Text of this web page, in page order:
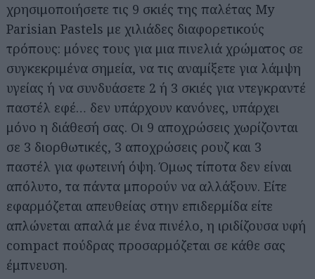
χρησιμοποιήσετε τις 9 σκιές της παλέτας My
Parisian Pastels με χιλιάδες διαφορετικούς
τρόπους: μόνες τους για μια πινελιά χρώματος σε
συγκεκριμένα σημεία, να τις αναμίξετε για λάμψη
υγείας ή να συνδυάσετε 2 ή 3 σκιές για ντεγκραντέ
παστέλ εφέ… δεν υπάρχουν κανόνες, υπάρχει
μόνο η διάθεσή σας. Οι 9 αποχρώσεις χωρίζονται
σε 3 διορθωτικές, 3 αποχρώσεις ρουζ και 3
παστέλ για φωτεινή όψη. Όμως τίποτα δεν είναι
απόλυτο, τα πάντα μπορούν να αλλάξουν. Είτε
εφαρμόζεται απευθείας στην επιδερμίδα είτε
απλώνεται απαλά με ένα πινέλο, η ιριδίζουσα υφή
compact πούδρας προσαρμόζεται σε κάθε σας
έμπνευση.